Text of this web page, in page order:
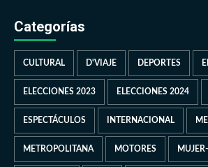
Categorías
CULTURAL D'VIAJE DEPORTES
ELECCIONES 2023 ELECCIONES 2024
ESPECTÁCULOS INTERNACIONAL
METROPOLITANA MOTORES